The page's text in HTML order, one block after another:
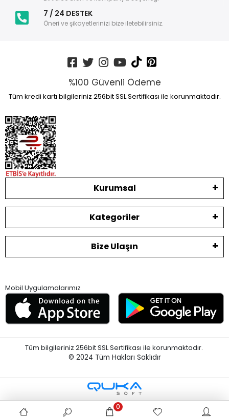
7 / 24 DESTEK
Öneri ve şikayetlerinizi bize iletebilirsiniz.
%100 Güvenli Ödeme
Tüm kredi kartı bilgileriniz 256bit SSL Sertifikası ile korunmaktadır.
Kurumsal
Kategoriler
Bize Ulaşın
Mobil Uygulamalarımız
Tüm bilgileriniz 256bit SSL Sertifikası ile korunmaktadır.
© 2024 Tüm Hakları Saklıdır
0